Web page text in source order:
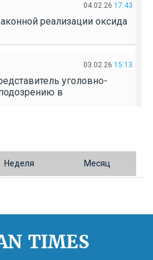
04.02.26 17:43
реализации оксида
03.02.26 15:13
уголовно-
в
незаконное выращивание
о зоне, свободной от
Неделя Месяц